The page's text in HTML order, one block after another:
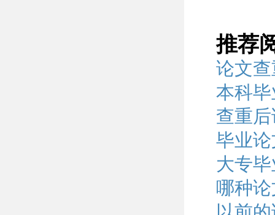
推荐
论文
本科
查重
毕业
大专
哪种